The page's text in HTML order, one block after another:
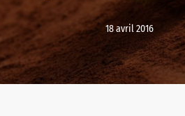
18 avril 2016